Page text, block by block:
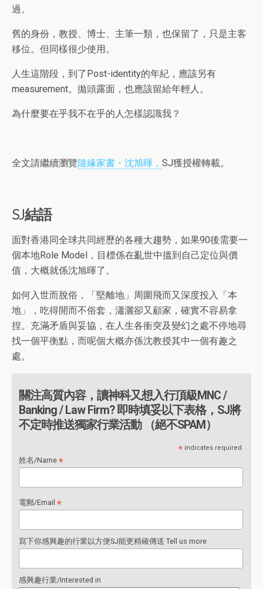
過。
舊的身份，教授、博士、主筆一類，也保留了，只是主客
移位。但同樣很少使用。
人生這階段，到了Post-identity的年紀，應該另有
measurement。拋頭露面，也應該留給年輕人。
為什麼要在乎我不在乎的人怎樣認識我？
全文請繼續瀏覽隨緣家書・沈旭暉， SJ獲授權轉載。
SJ結語
面對香港同全球共同經歷的各種大趨勢，如果90後需要一
個本地Role Model，目標係在亂世中搵到自己定位與價
值，大概就係沈旭暉了。
如何入世而脫俗，「堅離地」周圍飛而又深度投入「本
地」，吃得開而不俗套，瀟灑卻又顧家，確實不容易拿
捏。充滿矛盾與妥協，在人生各衝突及變幻之處不停地尋
找一個平衡點，而呢個大概亦係沈教授其中一個有趣之
處。
關注高質內容，讀神科又想入行頂級MNC /
Banking / Law Firm? 即時填妥以下表格，SJ將
不定時推送獨家行業活動 （絕不SPAM）
* indicates required
姓名/Name*
電郵/Email*
寫下你感興趣的行業以方便SJ能更精確傳送 Tell us more
感興趣行業/Interested in